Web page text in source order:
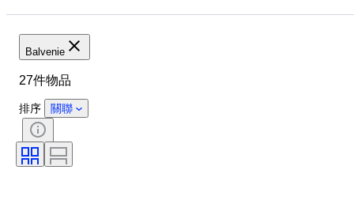
Balvenie
27件物品
排序 關聯